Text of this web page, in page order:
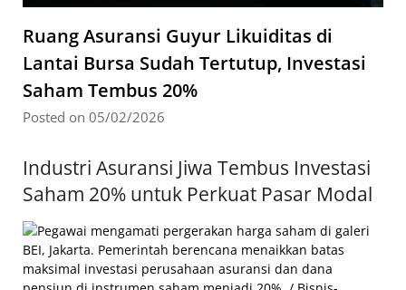
Ruang Asuransi Guyur Likuiditas di
Lantai Bursa Sudah Tertutup, Investasi
Saham Tembus 20%
Posted on 05/02/2026
Industri Asuransi Jiwa Tembus Investasi
Saham 20% untuk Perkuat Pasar Modal